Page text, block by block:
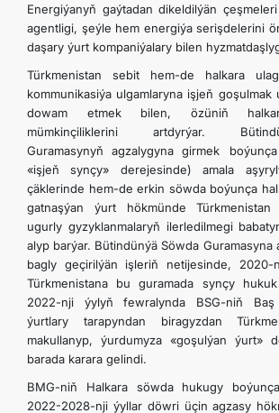
Energiýanyň gaýtadan dikeldilýän
agentligi, şeýle hem energiýa serişdelerini
daşary ýurt kompaniýalary bilen
Türkmenistan sebit hem-de halkara
kommunikasiýa ulgamlaryna işjeň goşulmak
dowam etmek bilen, özüniň
mümkinçiliklerini artdyrýar.
Guramasynyň
agzalygyna girmek
«işjeň synçy» derejesinde) amala
çäklerinde hem-de erkin söwda boýunça
gatnaşýan ýurt hökmünde Türkmenistan
ugurly gyzyklanmalaryň ilerledilmegi
alyp barýar. Bütindünýä Söwda Guramasyna
bagly geçirilýän işleriň netijesinde, 2020-
Türkmenistana bu guramada synçy
2022-nji ýylyň fewralynda BSG-niň
ýurtlary tarapyndan biragyzdan
makullanyp, ýurdumyza «goşulýan ýurt»
barada karara gelindi.
BMG-niň Halkara söwda hukugy
2022-2028-nji ýyllar döwri üçin agzasy